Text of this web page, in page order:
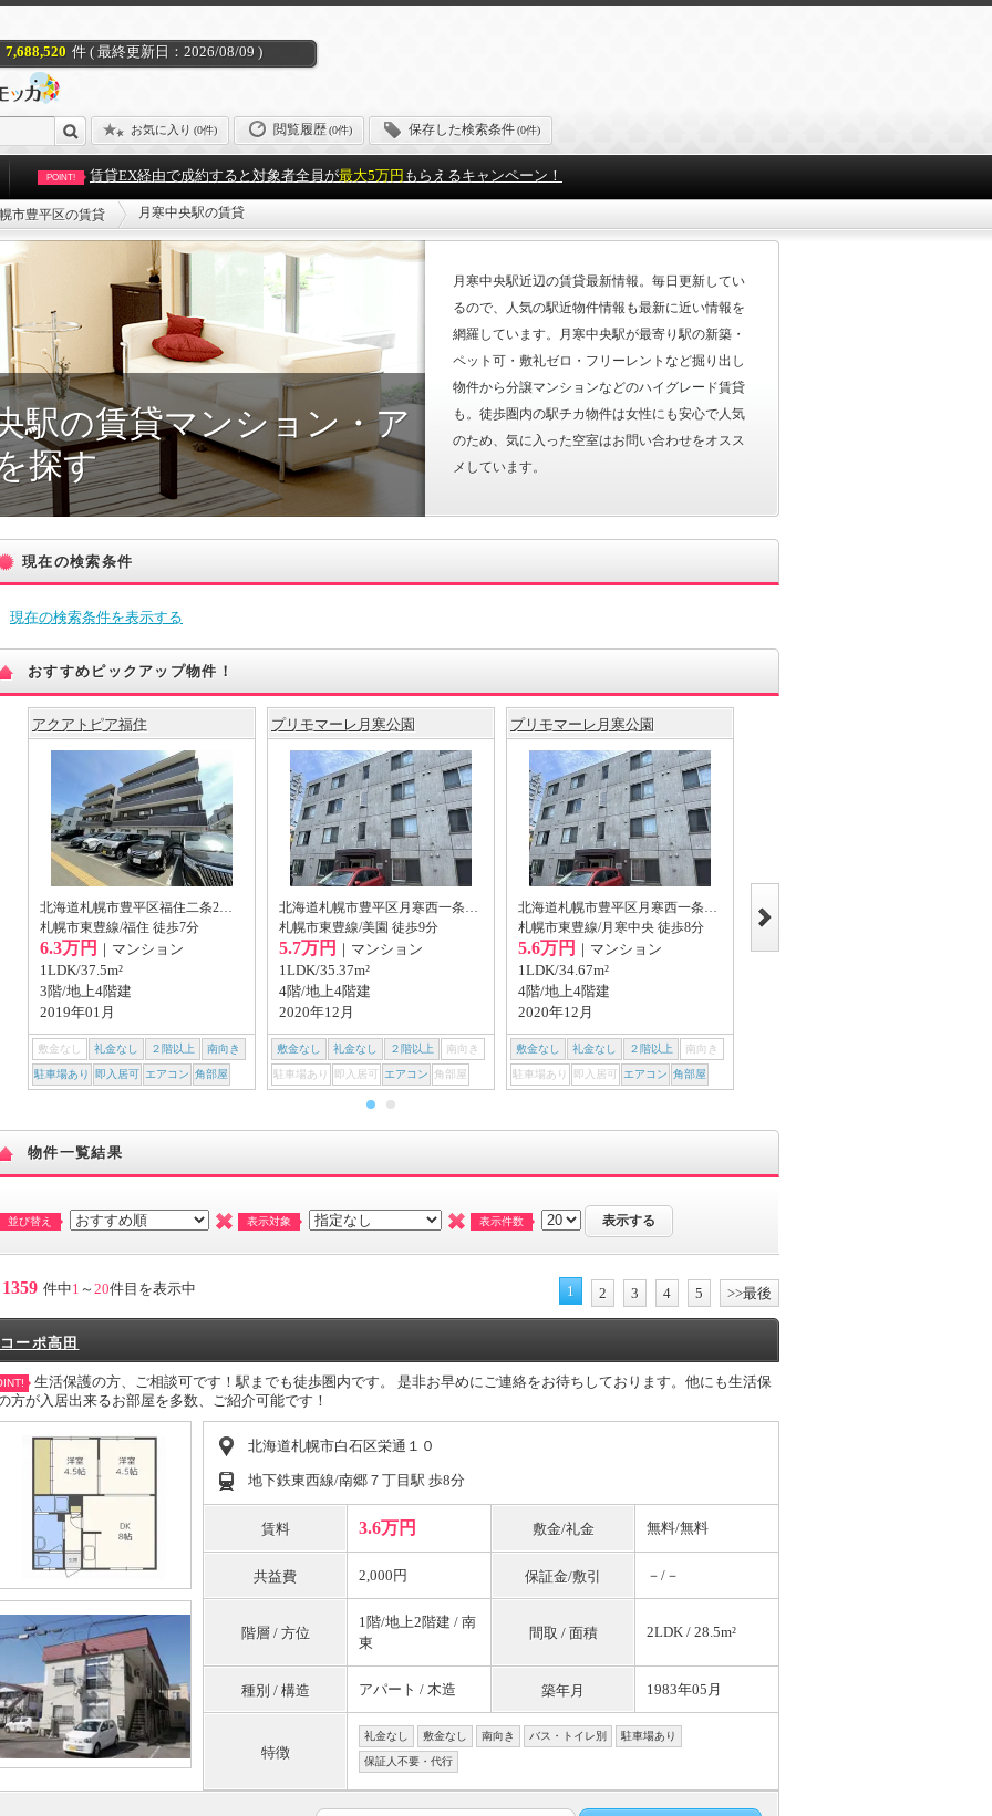
7,688,520 件 ( 最終更新日：2026/08/09 )
お気に入り (0件) 閲覧履歴(0件) 保存した検索条件(0件)
POINT! 賃貸EX経由で成約すると対象者全員が最大5万円 もらえるキャンペーン！
市豊平区の賃貸 月寒中央駅の賃貸
駅の賃貸マンション・ア
探す
月寒中央駅近辺の賃貸最新情報。毎日更新してい
るので、人気の駅近物件情報も最新に近い情報を
網羅しています。月寒中央駅が最寄り駅の新築・
ペット可・敷礼ゼロ・フリーレントなど掘り出し
物件から分譲マンションなどのハイグレード賃貸
も。徒歩圏内の駅チカ物件は女性にも安心で人気
のため、気に入った空室はお問い合わせをオスス
メしています。
現在の検索条件
現在の検索条件を表示する
おすすめピックアップ物件！
アクアトピア福住
北海道札幌市豊平区福住二条2丁目
札幌市東豊線/福住 徒歩7分
6.3万円 ｜マンション
1LDK/37.5m²
3階/地上4階建
2019年01月
敷金なし 礼金なし ２階以上 南向き
駐車場あり 即入居可 エアコン 角部屋
プリモマーレ月寒公園
北海道札幌市豊平区月寒西一条3丁目
札幌市東豊線/美園 徒歩9分
5.7万円 ｜マンション
1LDK/35.37m²
4階/地上4階建
2020年12月
敷金なし 礼金なし ２階以上 南向き
駐車場あり 即入居可 エアコン 角部屋
プリモマーレ月寒公園
北海道札幌市豊平区月寒西一条3丁目
札幌市東豊線/月寒中央 徒歩8分
5.6万円 ｜マンション
1LDK/34.67m²
4階/地上4階建
2020年12月
敷金なし 礼金なし ２階以上 南向き
駐車場あり 即入居可 エアコン 角部屋
札幌市東豊線/福住 徒歩7分
6.1万円
物件一覧結果
並び替え 表示対象 表示件数
1359 件中1 ～ 20件目を表示中 1 2 3 4 5 >>最後
コーポ高田
生活保護の方、ご相談可です！駅までも徒歩圏内です。 是非お早めにご連絡をお待ちしております。他にも生活保
方が入居出来るお部屋を多数、ご紹介可能です！
北海道札幌市白石区栄通１０
地下鉄東西線/南郷７丁目駅 歩8分
賃料 3.6万円 敷金/礼金 無料/無料
共益費 2,000円 保証金/敷引 －/－
階層 / 方位
1階/地上2階建 / 南
東
間取 / 面積 2LDK / 28.5m²
種別 / 構造 アパート / 木造 築年月 1983年05月
特徴
礼金なし 敷金なし 南向き バス・トイレ別 駐車場あり
保証人不要・代行